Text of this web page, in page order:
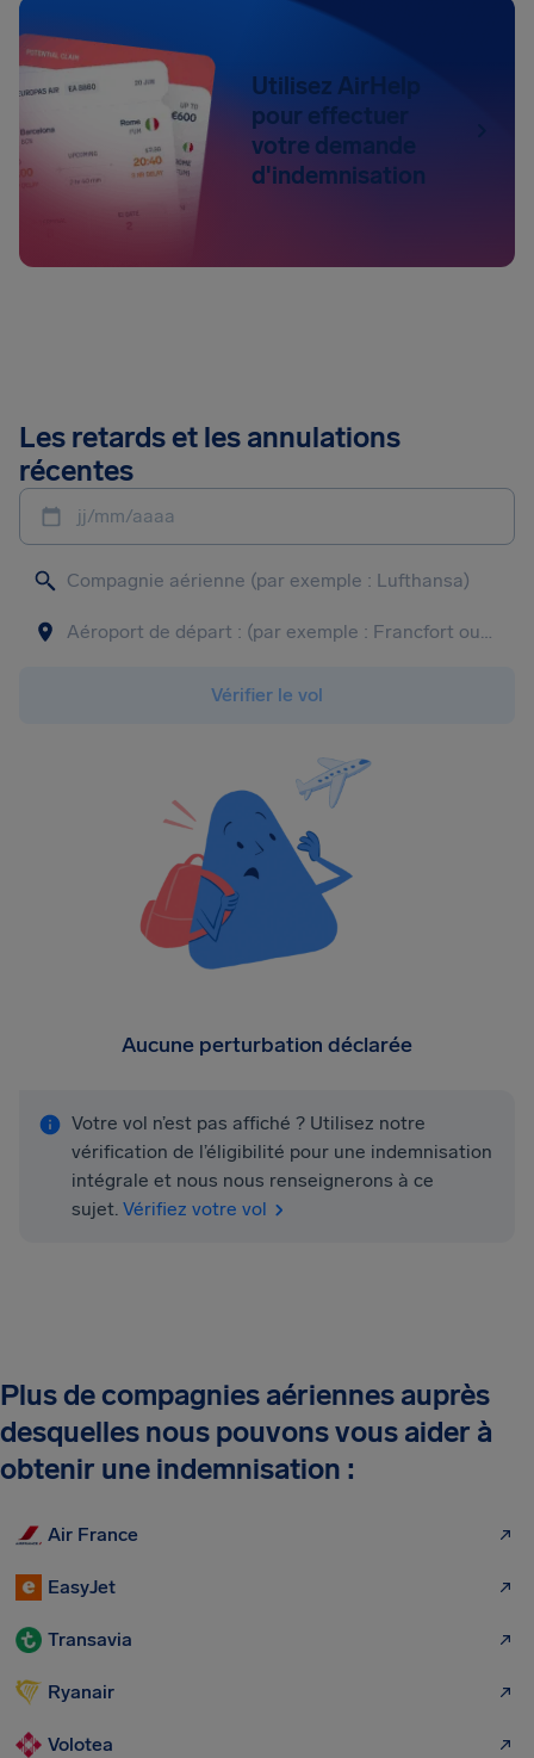
Utilisez AirHelp
pour effectuer
votre demande
d'indemnisation
Les retards et les annulations
récentes
jj/mm/aaaa
Vérifier le vol
Aucune perturbation déclarée
Votre vol n’est pas affiché ? Utilisez notre
vérification de l’éligibilité pour une indemnisation
intégrale et nous nous renseignerons à ce
sujet. Vérifiez votre vol
Plus de compagnies aériennes auprès
desquelles nous pouvons vous aider à
obtenir une indemnisation :
Air France
EasyJet
Transavia
Ryanair
Volotea